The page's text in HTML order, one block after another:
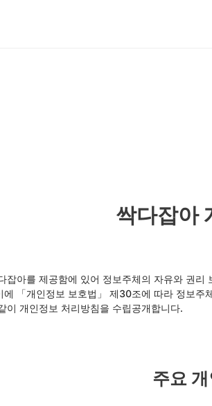
싹다잡아
잡아를 제공함에 있어 정보주체의 자유와 권
「개인정보 보호법」 제30조에 따라 정보
이 개인정보 처리방침을 수립공개합니다.
주요